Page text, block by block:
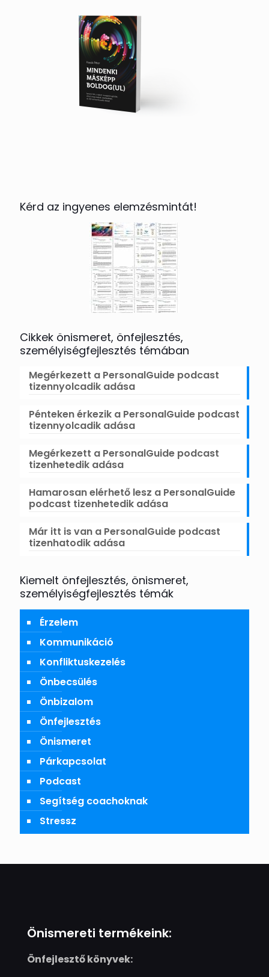
Kérd az ingyenes elemzésmintát!
Cikkek önismeret, önfejlesztés,
személyiségfejlesztés témában
Megérkezett a PersonalGuide podcast
tizennyolcadik adása
Pénteken érkezik a PersonalGuide podcast
tizennyolcadik adása
Megérkezett a PersonalGuide podcast
tizenhetedik adása
Hamarosan elérhető lesz a PersonalGuide
podcast tizenhetedik adása
Már itt is van a PersonalGuide podcast
tizenhatodik adása
Kiemelt önfejlesztés, önismeret,
személyiségfejlesztés témák
Érzelem
Kommunikáció
Konfliktuskezelés
Önbecsülés
Önbizalom
Önfejlesztés
Önismeret
Párkapcsolat
Podcast
Segítség coachoknak
Stressz
Önismereti termékeink:
Önfejlesztő könyvek: